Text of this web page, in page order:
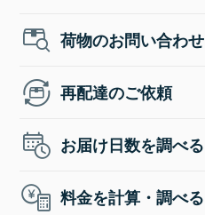
荷物のお問い合わせ
再配達のご依頼
お届け日数を調べる
料金を計算・調べる